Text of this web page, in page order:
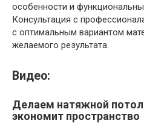
особенности и
Консультация с
с оптимальным вариантом
желаемого результата.
Видео:
Делаем натяжной
экономит пространство